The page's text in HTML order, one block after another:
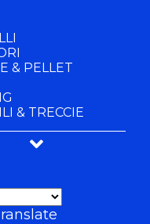
& PELLET
& TRECCIE
& SEDIE
& BACINELLE